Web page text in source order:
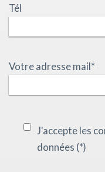
Tél
Votre adresse mail*
J'accepte les
données (*)